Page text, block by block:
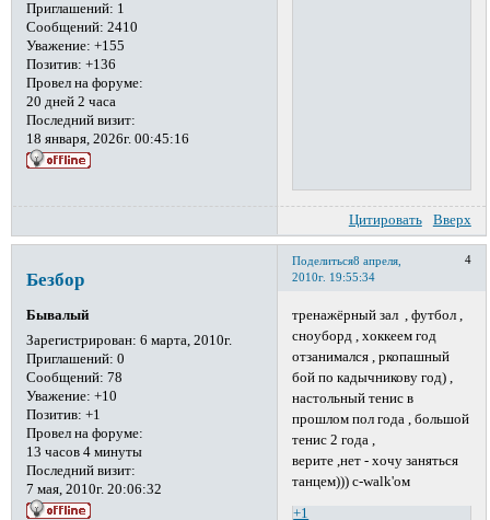
Приглашений: 1
Сообщений: 2410
Уважение: +155
Позитив: +136
Провел на форуме:
20 дней 2 часа
Последний визит:
18 января, 2026г. 00:45:16
Цитировать Вверх
Поделиться 4
8 апреля,
2010г. 19:55:34
Безбор
Бывалый
Зарегистрирован: 6 марта, 2010г.
Приглашений: 0
Сообщений: 78
Уважение: +10
Позитив: +1
Провел на форуме:
13 часов 4 минуты
Последний визит:
7 мая, 2010г. 20:06:32
тренажёрный зал , футбол ,
сноуборд , хоккеем год
отзанимался , ркопашный
бой по кадычникову год) ,
настольный тенис в
прошлом пол года , большой
тенис 2 года ,
верите ,нет - хочу заняться
танцем))) c-walk'ом
+1